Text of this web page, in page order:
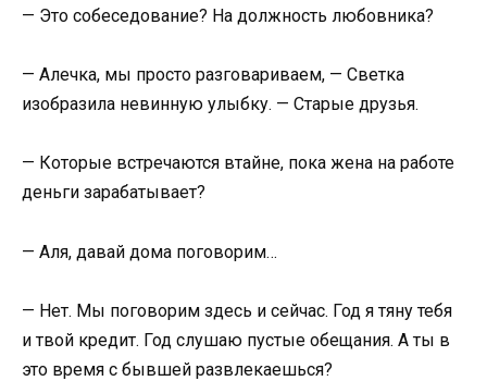
— Это собеседование? На должность любовника?
— Алечка, мы просто разговариваем, — Светка
изобразила невинную улыбку. — Старые друзья.
— Которые встречаются втайне, пока жена на работе
деньги зарабатывает?
— Аля, давай дома поговорим…
— Нет. Мы поговорим здесь и сейчас. Год я тяну тебя
и твой кредит. Год слушаю пустые обещания. А ты в
это время с бывшей развлекаешься?